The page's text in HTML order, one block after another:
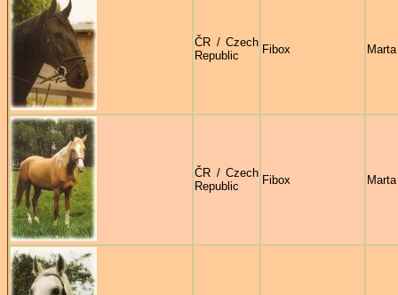
ČR / Czech
Republic
Fibox
ČR / Czech
Republic
Fibox